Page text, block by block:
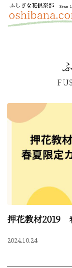
ギャラリー
会員注文フォーム
ふしぎな花倶楽部
押花教材2019
2024.10.24